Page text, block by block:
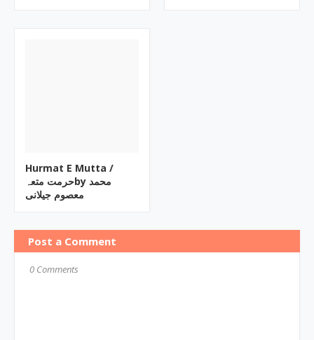
Hurmat E Mutta ‎/
حرمت متعہby ‎محمد
معصوم جیلانی
Post a Comment
0 Comments